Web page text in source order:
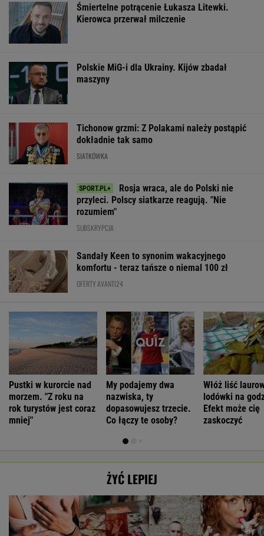
Śmiertelne potrącenie Łukasza Litewki.
Kierowca przerwał milczenie
Polskie MiG-i dla Ukrainy. Kijów zbadał
maszyny
Tichonow grzmi: Z Polakami należy postąpić
dokładnie tak samo
SIATKÓWKA
Rosja wraca, ale do Polski nie
przyleci. Polscy siatkarze reagują. "Nie
rozumiem"
SUBSKRYPCJA
Sandały Keen to synonim wakacyjnego
komfortu - teraz tańsze o niemal 100 zł
OFERTY AVANTI24
Pustki w kurorcie nad
morzem. "Z roku na
rok turystów jest coraz
mniej"
My podajemy dwa
nazwiska, ty
dopasowujesz trzecie.
Co łączy te osoby?
Włóż liść
lodówki na
Efekt może cię
zaskoczyć
ŻYĆ LEPIEJ